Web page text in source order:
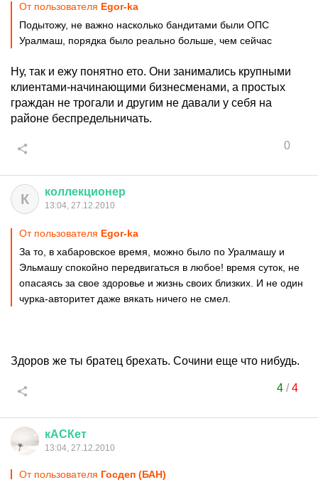
От пользователя Egor-ka
Подытожу, не важно насколько бандитами были ОПС
Уралмаш, порядка было реально больше, чем сейчас
Ну, так и ежу понятно ето. Они занимались крупными
клиентами-начинающими бизнесменами, а простых
граждан не трогали и другим не давали у себя на
районе беспредельничать.
0
К коллекционер
13:04, 27.12.2010
От пользователя Egor-ka
За то, в хабаровское время, можно было по Уралмашу и
Эльмашу спокойно передвигаться в любое! время суток, не
опасаясь за свое здоровье и жизнь своих близких. И не один
чурка-авторитет даже вякать ничего не смел.
Здоров же ты братец брехать. Сочини еще что нибудь.
4/4
кАСКет
13:04, 27.12.2010
От пользователя Госдеп (БАН)